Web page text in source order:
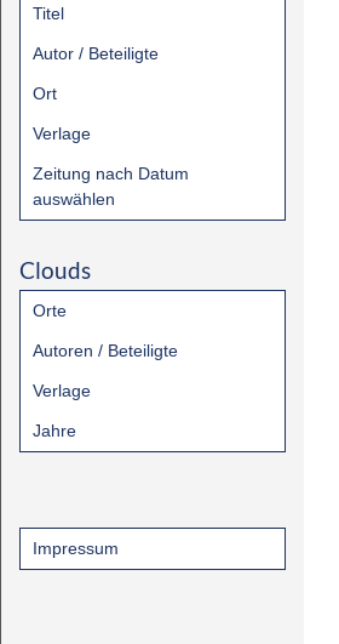
Titel
Autor / Beteiligte
Ort
Verlage
Zeitung nach Datum
auswählen
Clouds
Orte
Autoren / Beteiligte
Verlage
Jahre
Impressum